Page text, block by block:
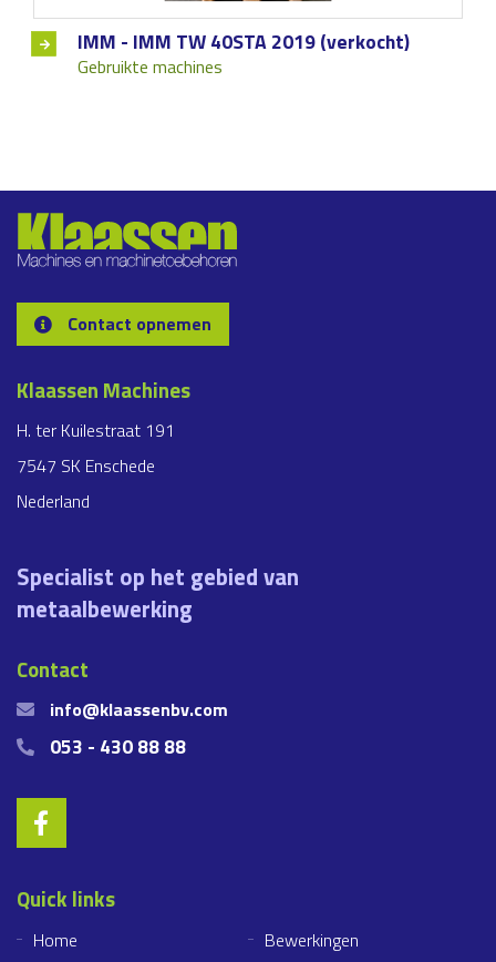
IMM - IMM TW 40STA 2019 (verkocht)
Gebruikte machines
Contact opnemen
Klaassen Machines
H. ter Kuilestraat 191
7547 SK Enschede
Nederland
Specialist op het gebied van
metaalbewerking
Contact
info@klaassenbv.com
053 - 430 88 88
Quick links
Home
Bewerkingen